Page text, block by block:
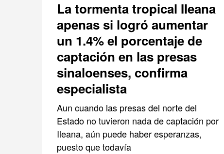
La tormenta tropical Ileana
apenas si logró aumentar
un 1.4% el porcentaje de
captación en las presas
sinaloenses, confirma
especialista
Aun cuando las presas del norte del
Estado no tuvieron nada de captación por
Ileana, aún puede haber esperanzas,
puesto que todavía